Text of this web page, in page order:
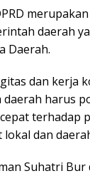
daerah
Daerah.
dan kerja
daerah harus
terhadap
dan
Suhatri Bur